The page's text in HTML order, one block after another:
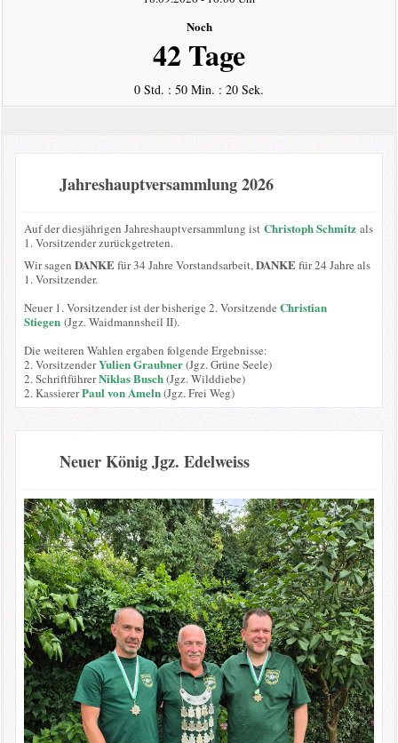
Noch
42 Tage
0 Std. : 50 Min. : 19 Sek.
Jahreshauptversammlung 2026
Auf der diesjährigen Jahreshauptversammlung ist Christoph Schmitzals
1. Vorsitzender zurückgetreten.
Wir sagen DANKEfür 34 Jahre Vorstandsarbeit,DANKEfür 24 Jahre als
1. Vorsitzender.
Neuer 1. Vorsitzender ist der bisherige 2. Vorsitzende Christian
Stiegen (Jgz. Waidmannsheil II).
Die weiteren Wahlen ergaben folgende Ergebnisse:
2. VorsitzenderYulien Graubner(Jgz. Grüne Seele)
2. SchriftführerNiklas Busch(Jgz. Wilddiebe)
2. KassiererPaul von Ameln(Jgz. Frei Weg)
Neuer König Jgz. Edelweiss